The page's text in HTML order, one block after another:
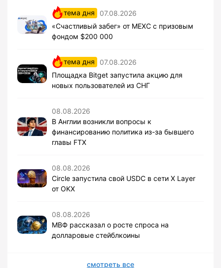
тема дня
07.08.2026
«Счастливый забег» от MEXC с призовым
фондом $200 000
тема дня
07.08.2026
Площадка Bitget запустила акцию для
новых пользователей из СНГ
08.08.2026
В Англии возникли вопросы к
финансированию политика из-за бывшего
главы FTX
08.08.2026
Circle запустила свой USDC в сети X Layer
от OKX
08.08.2026
МВФ рассказал о росте спроса на
долларовые стейблкоины
смотреть все